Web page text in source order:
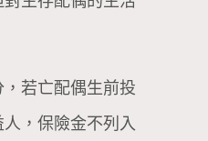
若亡配偶生前投
，保險金不列入